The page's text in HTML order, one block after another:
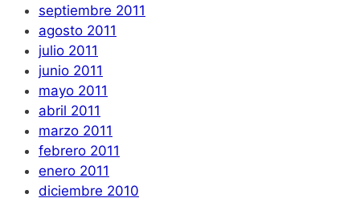
septiembre 2011
agosto 2011
julio 2011
junio 2011
mayo 2011
abril 2011
marzo 2011
febrero 2011
enero 2011
diciembre 2010